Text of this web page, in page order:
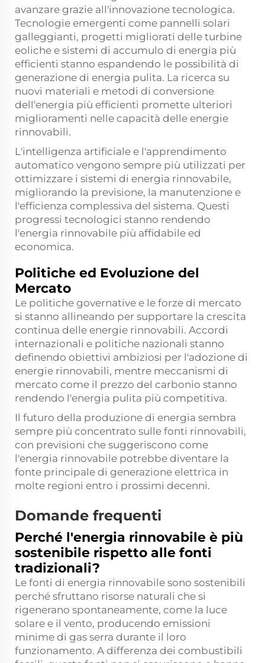
avanzare grazie all'innovazione tecnologica.
Tecnologie emergenti come pannelli solari
galleggianti, progetti migliorati delle turbine
eoliche e sistemi di accumulo di energia più
efficienti stanno espandendo le possibilità di
generazione di energia pulita. La ricerca su
nuovi materiali e metodi di conversione
dell'energia più efficienti promette ulteriori
miglioramenti nelle capacità delle energie
rinnovabili.
L'intelligenza artificiale e l'apprendimento
automatico vengono sempre più utilizzati per
ottimizzare i sistemi di energia rinnovabile,
migliorando la previsione, la manutenzione e
l'efficienza complessiva del sistema. Questi
progressi tecnologici stanno rendendo
l'energia rinnovabile più affidabile ed
economica.
Politiche ed Evoluzione del
Mercato
Le politiche governative e le forze di mercato
si stanno allineando per supportare la crescita
continua delle energie rinnovabili. Accordi
internazionali e politiche nazionali stanno
definendo obiettivi ambiziosi per l'adozione di
energie rinnovabili, mentre meccanismi di
mercato come il prezzo del carbonio stanno
rendendo l'energia pulita più competitiva.
Il futuro della produzione di energia sembra
sempre più concentrato sulle fonti rinnovabili,
con previsioni che suggeriscono come
l'energia rinnovabile potrebbe diventare la
fonte principale di generazione elettrica in
molte regioni entro i prossimi decenni.
Domande frequenti
Perché l'energia rinnovabile è più
sostenibile rispetto alle fonti
tradizionali?
Le fonti di energia rinnovabile sono sostenibili
perché sfruttano risorse naturali che si
rigenerano spontaneamente, come la luce
solare e il vento, producendo emissioni
minime di gas serra durante il loro
funzionamento. A differenza dei combustibili